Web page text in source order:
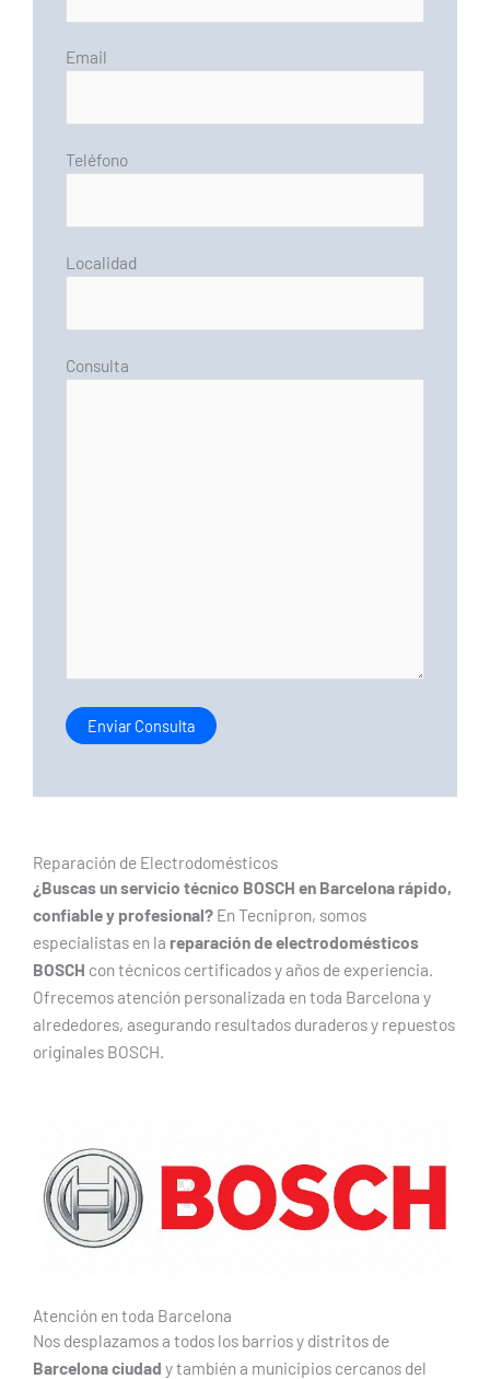
Reparación de Electrodomésticos
¿Buscas un servicio técnico BOSCH en Barcelona rápido,
confiable y profesional? En Tecnipron, somos
especialistas en la reparación de electrodomésticos
BOSCH con técnicos certificados y años de experiencia.
Ofrecemos atención personalizada en toda Barcelona y
alrededores, asegurando resultados duraderos y repuestos
originales BOSCH.
Atención en toda Barcelona
Nos desplazamos a todos los barrios y distritos de
Barcelona ciudad y también a municipios cercanos del
Email
Teléfono
Localidad
Consulta